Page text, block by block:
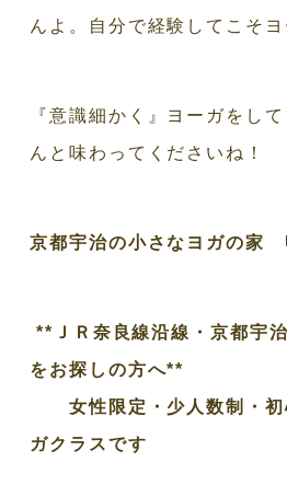
んよ。自分で経験してこそヨ
『意識細かく』ヨーガをし
んと味わってくださいね！
京都宇治の小さなヨガの
**ＪＲ奈良線沿線・京都宇
をお探しの方へ**
女性限定・少人数制・初
ガクラスです